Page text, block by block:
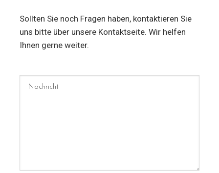
Sollten Sie noch Fragen haben, kontaktieren Sie
uns bitte über unsere Kontaktseite. Wir helfen
Ihnen gerne weiter.